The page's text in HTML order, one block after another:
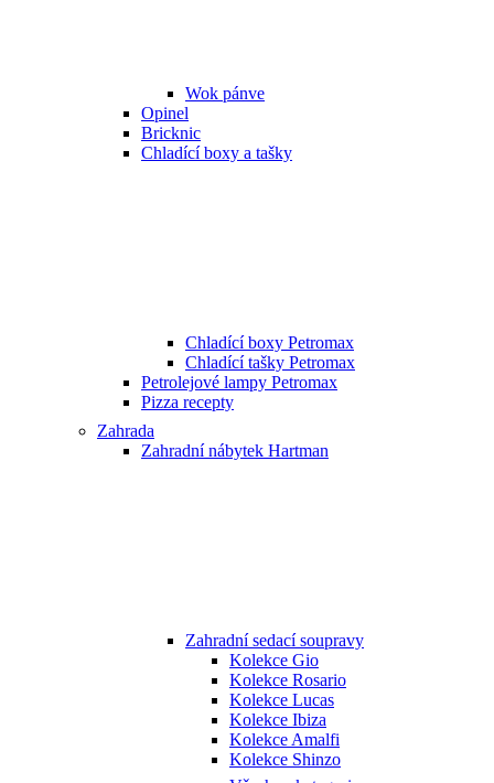
Wok pánve
Opinel
Bricknic
Chladící boxy a tašky
Chladící boxy Petromax
Chladící tašky Petromax
Petrolejové lampy Petromax
Pizza recepty
Zahrada
Zahradní nábytek Hartman
Zahradní sedací soupravy
Kolekce Gio
Kolekce Rosario
Kolekce Lucas
Kolekce Ibiza
Kolekce Amalfi
Kolekce Shinzo